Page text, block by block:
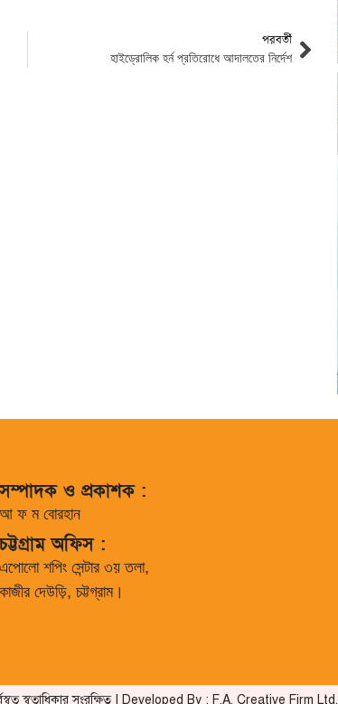
পরবর্তী
হাইড্রোলিক হর্ন প্রতিরোধে আদালতের নির্দেশ
সম্পাদক ও প্রকাশক :
আ ফ ম বোরহান
চট্টগ্রাম অফিস :
এপোলো শপিং সেন্টার ৩য় তলা,
কাজীর দেউড়ি, চট্টগ্রাম।
স্বত্বাধিকার সংরক্ষিত | Developed By : F.A. Creative Firm Ltd.